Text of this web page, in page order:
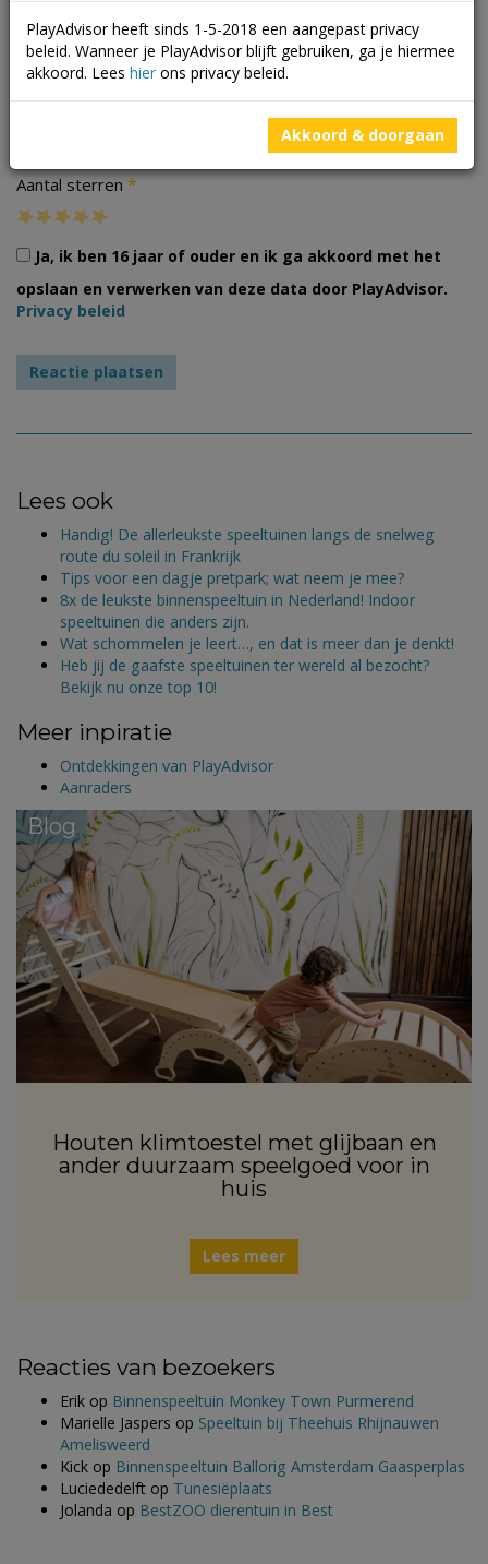
Aantal sterren *
Ja, ik ben 16 jaar of ouder en ik ga akkoord met het
opslaan en verwerken van deze data door PlayAdvisor.
Privacy beleid
Lees ook
Handig! De allerleukste speeltuinen langs de snelweg
route du soleil in Frankrijk
Tips voor een dagje pretpark; wat neem je mee?
8x de leukste binnenspeeltuin in Nederland! Indoor
speeltuinen die anders zijn.
Wat schommelen je leert…, en dat is meer dan je denkt!
Heb jij de gaafste speeltuinen ter wereld al bezocht?
Bekijk nu onze top 10!
Meer inpiratie
Ontdekkingen van PlayAdvisor
Aanraders
Blog
Houten klimtoestel met glijbaan en
ander duurzaam speelgoed voor in
huis
Lees meer
Reacties van bezoekers
Erik op Binnenspeeltuin Monkey Town Purmerend
Marielle Jaspers op Speeltuin bij Theehuis Rhijnauwen
Amelisweerd
Kick op Binnenspeeltuin Ballorig Amsterdam Gaasperplas
Luciededelft op Tunesiëplaats
Jolanda op BestZOO dierentuin in Best
PlayAdvisor heeft sinds 1-5-2018 een aangepast privacy
beleid. Wanneer je PlayAdvisor blijft gebruiken, ga je hiermee
akkoord. Lees hier ons privacy beleid.
Akkoord & doorgaan